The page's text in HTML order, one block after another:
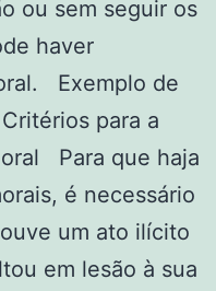
ou sem seguir os
haver
Exemplo de
para a
Para que haja
é necessário
um ato ilícito
em lesão à sua